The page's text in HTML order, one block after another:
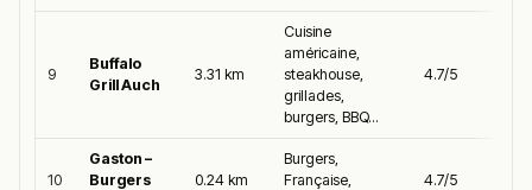
9
Buffalo
Grill Auch
3.31 km
Cuisine
américaine,
steakhouse,
grillades,
burgers, BBQ...
4.7/5
10
Gaston –
Burgers
0.24 km
Burgers,
Française,
4.7/5